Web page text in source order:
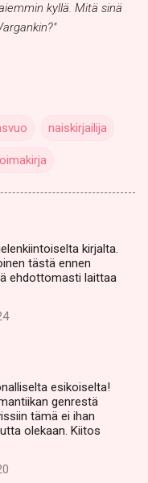
kyllä. Mitä sinä
naiskirjailija
kirjalta.
tästä ennen
ehdottomasti laittaa
esikoiselta!
genrestä
tämä ei ihan
olekaan. Kiitos